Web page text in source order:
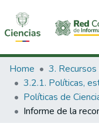
Communities &
All of DSpace
Statistics
Home